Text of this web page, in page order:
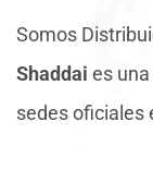
Somos
Shaddai es
sedes oficiales